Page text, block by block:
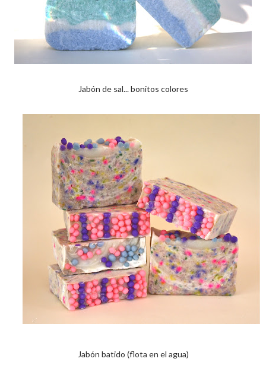
Jabón de sal... bonitos colores
Jabón batido (flota en el agua)